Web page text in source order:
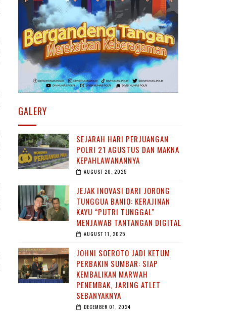
GALERY
SEJARAH HARI PERJUANGAN
POLRI 21 AGUSTUS DAN MAKNA
KEPAHLAWANANNYA
AUGUST 20, 2025
JEJAK INOVASI DARI JORONG
TUNGGUA BANIO: KERAJINAN
KAYU “PUTRI TUNGGAL”
MENJAWAB TANTANGAN DIGITAL
AUGUST 11, 2025
JOHNI SOEROTO JADI KETUM
PERBAKIN SUMBAR: SIAP
KEMBALIKAN MARWAH
PENEMBAK, JARING ATLET
SEBANYAKNYA
DECEMBER 01, 2024